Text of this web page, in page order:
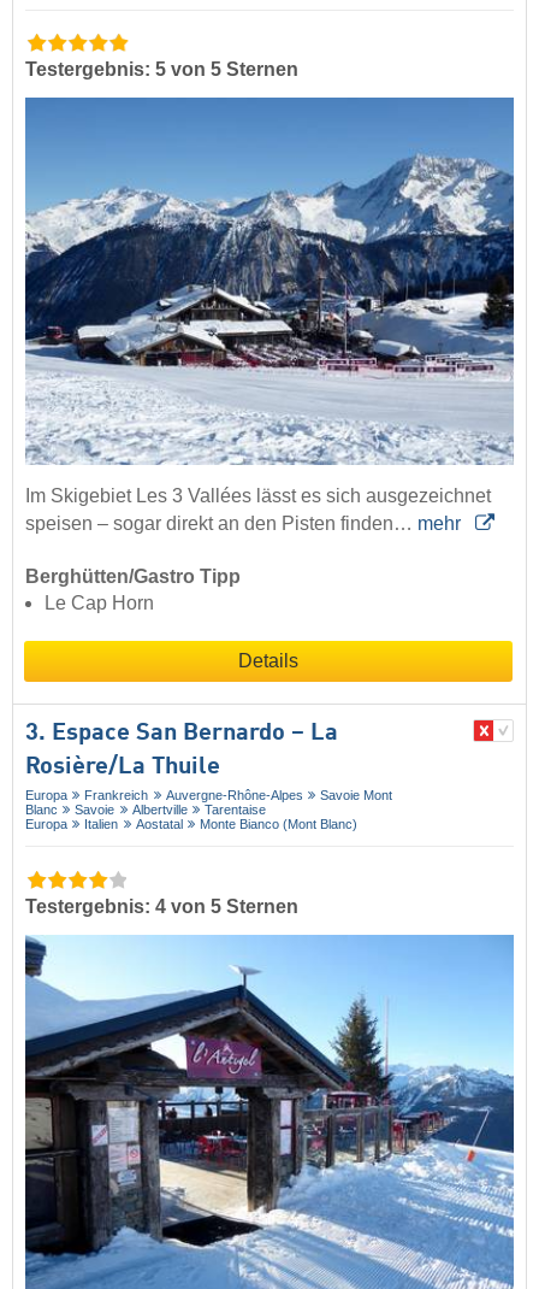
Testergebnis: 5 von 5 Sternen
Im Skigebiet Les 3 Vallées lässt es sich ausgezeichnet
speisen – sogar direkt an den Pisten finden… mehr
Berghütten/Gastro Tipp
Le Cap Horn
Details
3. Espace San Bernardo – La
Rosière/​La Thuile
Europa Frankreich Auvergne-Rhône-Alpes
Savoie Mont
Blanc
Savoie Albertville
Tarentaise
Europa
Italien Aostatal Monte Bianco (Mont Blanc)
Testergebnis: 4 von 5 Sternen